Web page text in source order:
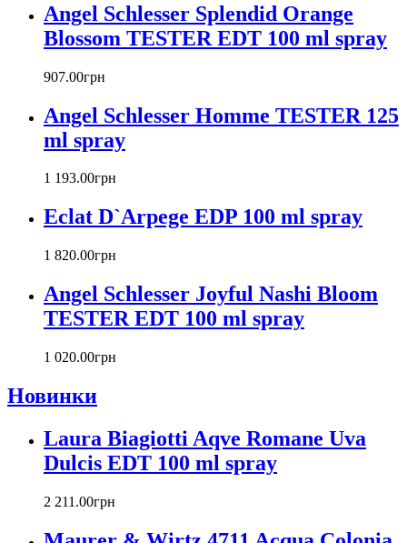
Boucheron
Bourjois
Britney Spears
Bruno Banani
Bvlgari
Byblos
Byredo
Cacharel
Canali
Carla Fracci
Carlos Moya
Caron
Cartier
Chanel
Charriol
Chloe
Christian Audigier
Christian Dior
Christian Lacroix
Cindy Crawford
Clinique
Angel Schlesser Splendid Orange
Blossom TESTER EDT 100 ml spray
907.00грн
Angel Schlesser Homme TESTER 125
ml spray
1 193.00грн
Eclat D`Arpege EDP 100 ml spray
1 820.00грн
Angel Schlesser Joyful Nashi Bloom
TESTER EDT 100 ml spray
1 020.00грн
Новинки
Laura Biagiotti Aqve Romane Uva
Dulcis EDT 100 ml spray
2 211 .00грн